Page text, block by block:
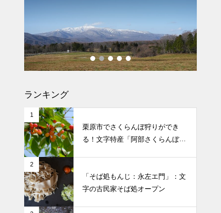
文字のどんと祭の案内と当日の
様子：場所は下文字自治会館
ランキング
1
栗原市でさくらんぼ狩りができ
る！文字特産「阿部さくらんぼ農
2
「そば処もんじ：永左エ門」：文
字の古民家そば処オープン